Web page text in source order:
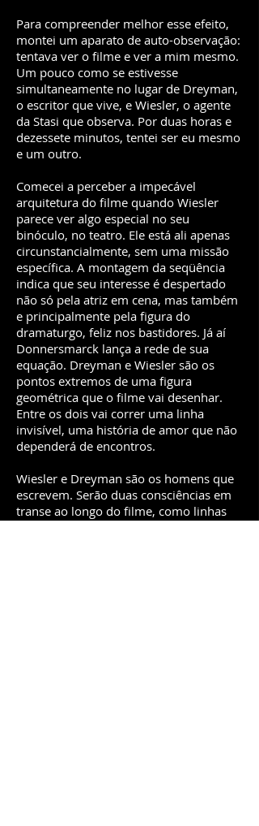
Para compreender melhor esse efeito,
montei um aparato de auto-observação:
tentava ver o filme e ver a mim mesmo.
Um pouco como se estivesse
simultaneamente no lugar de Dreyman,
o escritor que vive, e Wiesler, o agente
da Stasi que observa. Por duas horas e
dezessete minutos, tentei ser eu mesmo
e um outro.
Comecei a perceber a impecável
arquitetura do filme quando Wiesler
parece ver algo especial no seu
binóculo, no teatro. Ele está ali apenas
circunstancialmente, sem uma missão
específica. A montagem da seqüência
indica que seu interesse é despertado
não só pela atriz em cena, mas também
e principalmente pela figura do
dramaturgo, feliz nos bastidores. Já aí
Donnersmarck lança a rede de sua
equação. Dreyman e Wiesler são os
pontos extremos de uma figura
geométrica que o filme vai desenhar.
Entre os dois vai correr uma linha
invisível, uma história de amor que não
dependerá de encontros.
Wiesler e Dreyman são os homens que
escrevem. Serão duas consciências em
transe ao longo do filme, como linhas